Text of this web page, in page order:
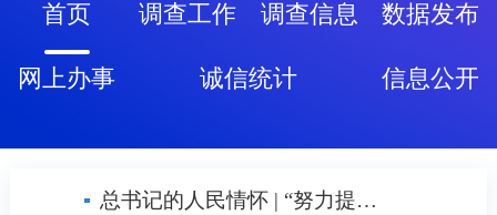
首页 调查工作 调查信息 数据发布
网上办事 诚信统计 信息公开
总书记的人民情怀 | “努力提升粮食能源资源安全保障能力”